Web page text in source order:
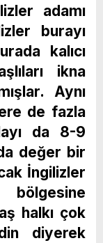
adamı
burayı
kalıcı
ikna
Aynı
de fazla
da 8-9
değer bir
İngilizler
halkı çok
diyerek